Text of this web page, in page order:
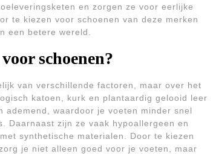
en zorgen ze voor eerlijke
te kiezen voor schoenen van deze merken
een betere wereld.
schoenen?
van verschillende factoren, maar over het
katoen, kurk en plantaardig gelooid leer
ademend, waardoor je voeten minder snel
Daarnaast zijn ze vaak hypoallergeen en
synthetische materialen. Door te kiezen
je niet alleen goed voor je voeten, maar